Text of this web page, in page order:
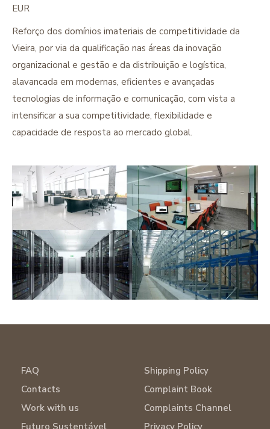
EUR
Reforço dos domínios imateriais de competitividade da
Vieira, por via da qualificação nas áreas da inovação
organizacional e gestão e da distribuição e logística,
alavancada em modernas, eficientes e avançadas
tecnologias de informação e comunicação, com vista a
intensificar a sua competitividade, flexibilidade e
capacidade de resposta ao mercado global.
FAQ
Contacts
Work with us
Futuro Sustentável
Shipping Policy
Complaint Book
Complaints Channel
Privacy Policy